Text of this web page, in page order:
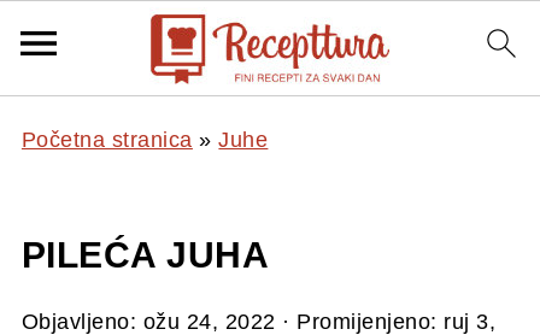
Početna stranica »Juhe
PILEĆA JUHA
Objavljeno: ožu 24, 2022 · Promijenjeno: ruj 3,